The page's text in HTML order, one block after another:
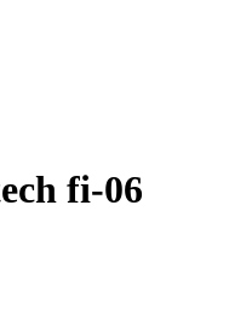
fi-06